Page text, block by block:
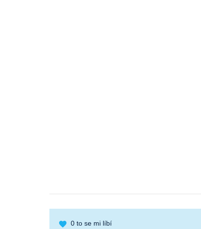
0 to se mi líbí